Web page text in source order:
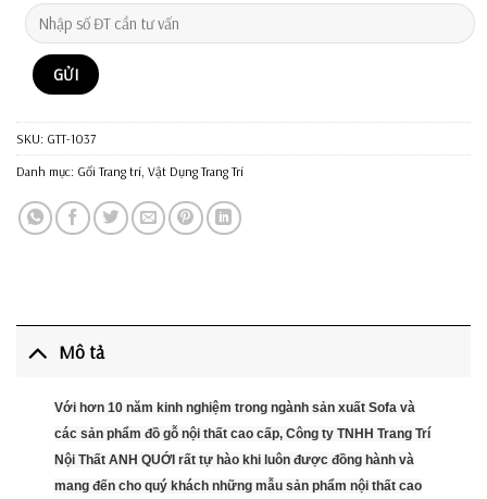
SKU: GTT-1037
Danh mục: Gối Trang trí, Vật Dụng Trang Trí
Mô tả
Với hơn 10 năm kinh nghiệm trong ngành sản xuất Sofa và
các sản phẩm đồ gỗ nội thất cao cấp, Công ty TNHH Trang Trí
Nội Thất ANH QUỚI rất tự hào khi luôn được đồng hành và
mang đến cho quý khách những mẫu sản phẩm nội thất cao